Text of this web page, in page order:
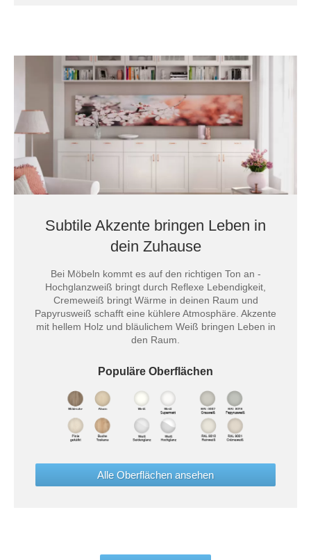
Subtile Akzente bringen Leben in
dein Zuhause
Bei Möbeln kommt es auf den richtigen Ton an -
Hochglanzweiß bringt durch Reflexe Lebendigkeit,
Cremeweiß bringt Wärme in deinen Raum und
Papyrusweiß schafft eine kühlere Atmosphäre. Akzente
mit hellem Holz und bläulichem Weiß bringen Leben in
den Raum.
Populäre Oberflächen
Alle Oberflächen ansehen